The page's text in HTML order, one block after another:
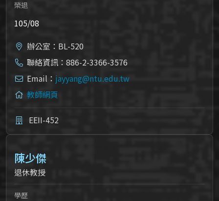
榮退
105/08
辦公室：BL-520
聯絡資訊：886-2-3366-3576
Email： jayyang@ntu.edu.tw
教師網頁
EEII-452
陳少傑
退休教授
學歷